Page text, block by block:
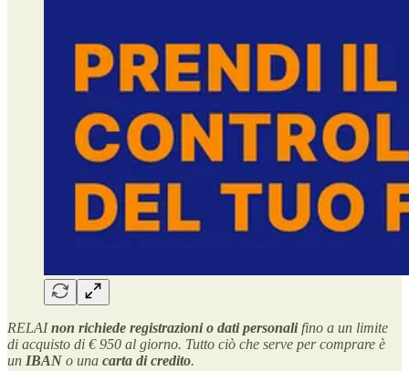
RELAInon richiede registrazioni o dati personalifino a un limite
di acquisto di € 950 al giorno. Tutto ciò che serve per comprare è
un IBAN o una carta di credito.